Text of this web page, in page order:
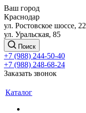
Ваш город
Краснодар
ул. Ростовское шоссе, 22
ул. Уральская, 85
Поиск
+7 (988) 244-50-40
+7 (988) 248-68-24
Заказать звонок
Каталог